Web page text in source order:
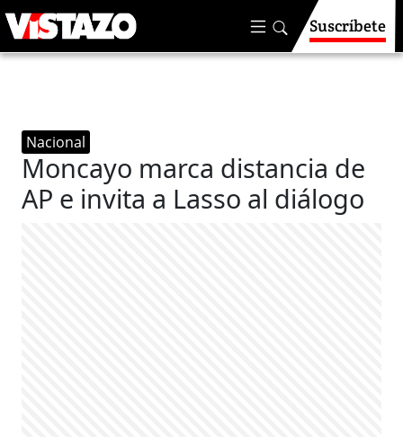
Suscríbete
Nacional
Moncayo marca distancia de
AP e invita a Lasso al diálogo